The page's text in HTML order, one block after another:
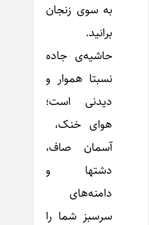
به سوی زنجان
برانید.
حاشیه‌ی جاده
نسبتا هموار و
دیدنی است؛
هوای خنک،
آسمان صاف،
دشتها و
دامنه‌های
سرسبز شما را